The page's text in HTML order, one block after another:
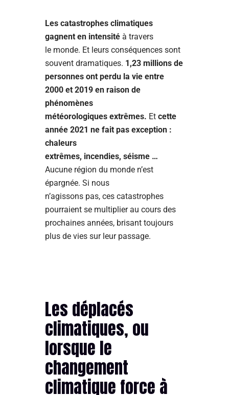
Les catastrophes climatiques
gagnent en intensité à travers
le monde. Et leurs conséquences sont
souvent dramatiques. 1,23 millions de
personnes ont perdu la vie entre
2000 et 2019 en raison de
phénomènes
météorologiques extrêmes. Et cette
année 2021 ne fait pas exception :
chaleurs
extrêmes, incendies, séisme …
Aucune région du monde n’est
épargnée. Si nous
n’agissons pas, ces catastrophes
pourraient se multiplier au cours des
prochaines années, brisant toujours
plus de vies sur leur passage.
Les déplacés
climatiques, ou
lorsque le
changement
climatique force à